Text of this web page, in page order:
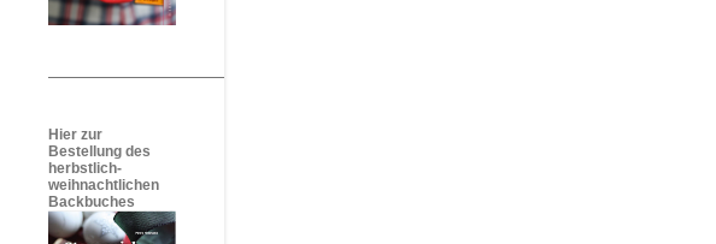
Hier zur
Bestellung des
herbstlich-
weihnachtlichen
Backbuches